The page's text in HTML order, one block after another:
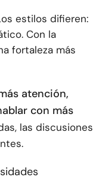
estilos difieren:
Con la
fortaleza más
atención,
con más
las discusiones